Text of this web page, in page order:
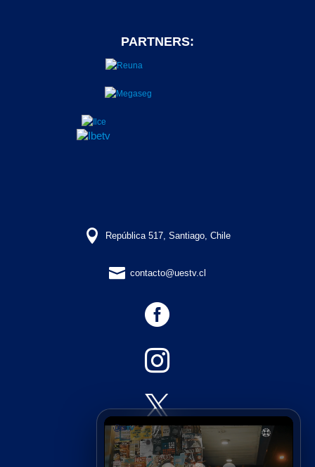
PARTNERS:
 República 517, Santiago, Chile
 contacto@uestv.cl



